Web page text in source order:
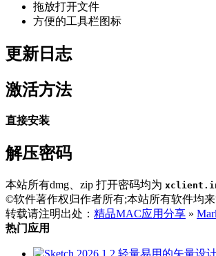
拖放打开文件
方便的工具栏图标
更新日志
激活方法
直接安装
解压密码
本站所有dmg、zip 打开密码均为
©软件著作权归作者所有;本站所有软件均
转载请注明出处： 精品MAC应用分享 »
热门应用